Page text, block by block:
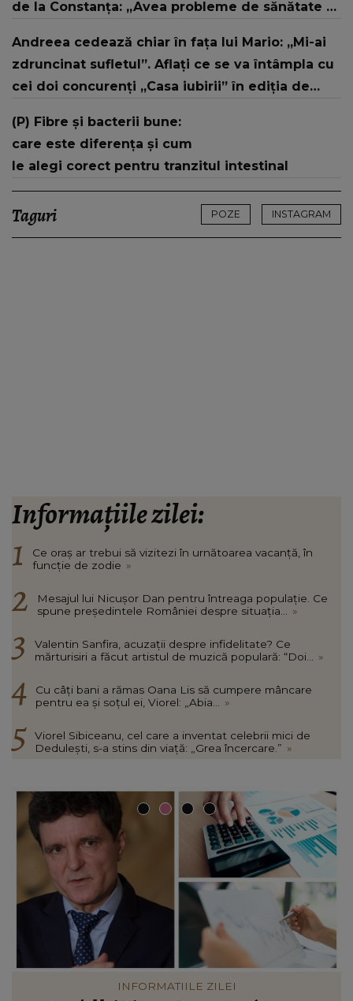
de la Constanța: „Avea probleme de sănătate și
Andreea cedează chiar în fața lui Mario: „Mi-ai
zdruncinat sufletul”. Aflați ce se va întâmpla cu
cei doi concurenți „Casa iubirii” în ediția de
(P) Fibre și bacterii bune:
care este diferența și cum
le alegi corect pentru tranzitul intestinal
Taguri POZE INSTAGRAM
Informațiile zilei:
Ce oraș ar trebui să vizitezi în urnătoarea vacanță, în
funcție de zodie »
Mesajul lui Nicușor Dan pentru întreaga populație. Ce
spune președintele României despre situația...
»
Valentin Sanfira, acuzații despre infidelitate? Ce
mărturisiri a făcut artistul de muzică populară: “Doi...
»
Cu câți bani a rămas Oana Lis să cumpere mâncare
pentru ea și soțul ei, Viorel: „Abia...
»
Viorel Sibiceanu, cel care a inventat celebrii mici de
Dedulești, s-a stins din viață: „Grea încercare.” »
VEDETE